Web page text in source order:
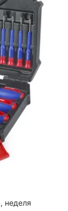
неделя